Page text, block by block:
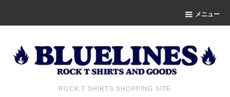
メニュー
ROCK T SHIRTS SHOPPING SITE